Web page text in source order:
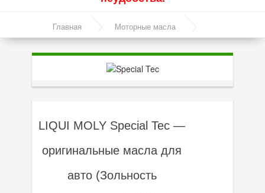
Синтетические масла
Полусинтетические масла
Минеральные масла
Линейка масел Molygen
Линейка масел Top Tec
Линейка масел Special Tec
Главная Моторные масла
LIQUI MOLY Special Tec —
оригинальные масла для
авто (Зольность